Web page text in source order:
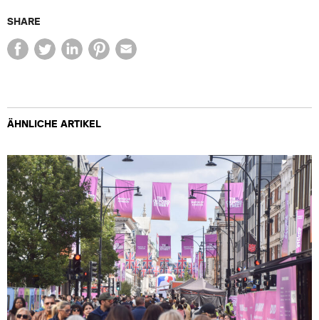
SHARE
ÄHNLICHE ARTIKEL